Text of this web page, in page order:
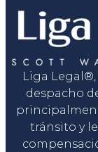
Liga
despacho
tránsito y